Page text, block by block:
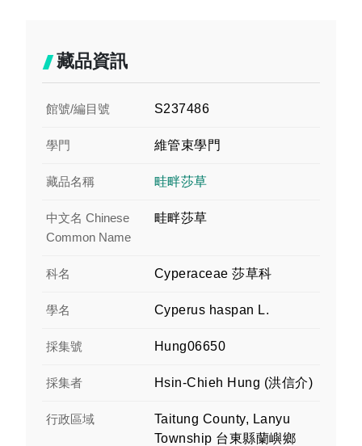
藏品資訊
館號/編目號 S237486
學門 維管束學門
藏品名稱 畦畔莎草
中文名 Chinese
Common Name
畦畔莎草
科名 Cyperaceae 莎草科
學名 Cyperus haspan L.
採集號 Hung06650
採集者 Hsin-Chieh Hung (洪信介)
行政區域
Taitung County, Lanyu
Township 台東縣蘭嶼鄉